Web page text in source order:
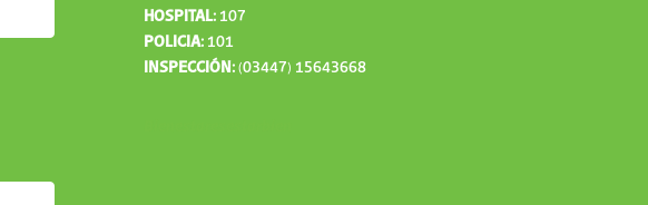
HOSPITAL:107
POLICIA:101
INSPECCIÓN:(03447) 15643668